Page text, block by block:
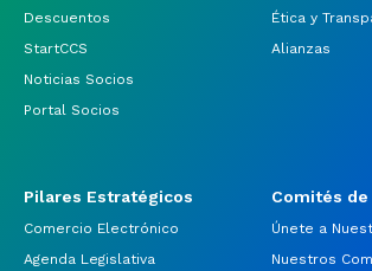
Descuentos
StartCCS
Noticias Socios
Portal Socios
Ética y
Alianzas
Pilares Estratégicos
Comercio Electrónico
Agenda Legislativa
Comités
Únete a
Nuestros